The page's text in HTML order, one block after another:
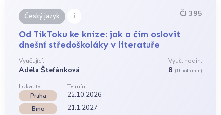
Český jazyk i ČJ 395
Od TikToku ke knize: jak a čím oslovit
dnešní středoškoláky v literatuře
Vyučující:
Adéla Štefánková
Vyuč. hodin:
8 (1h = 45 min)
Lokalita:
Termín:
Praha
22.10.2026
Brno 21.1.2027